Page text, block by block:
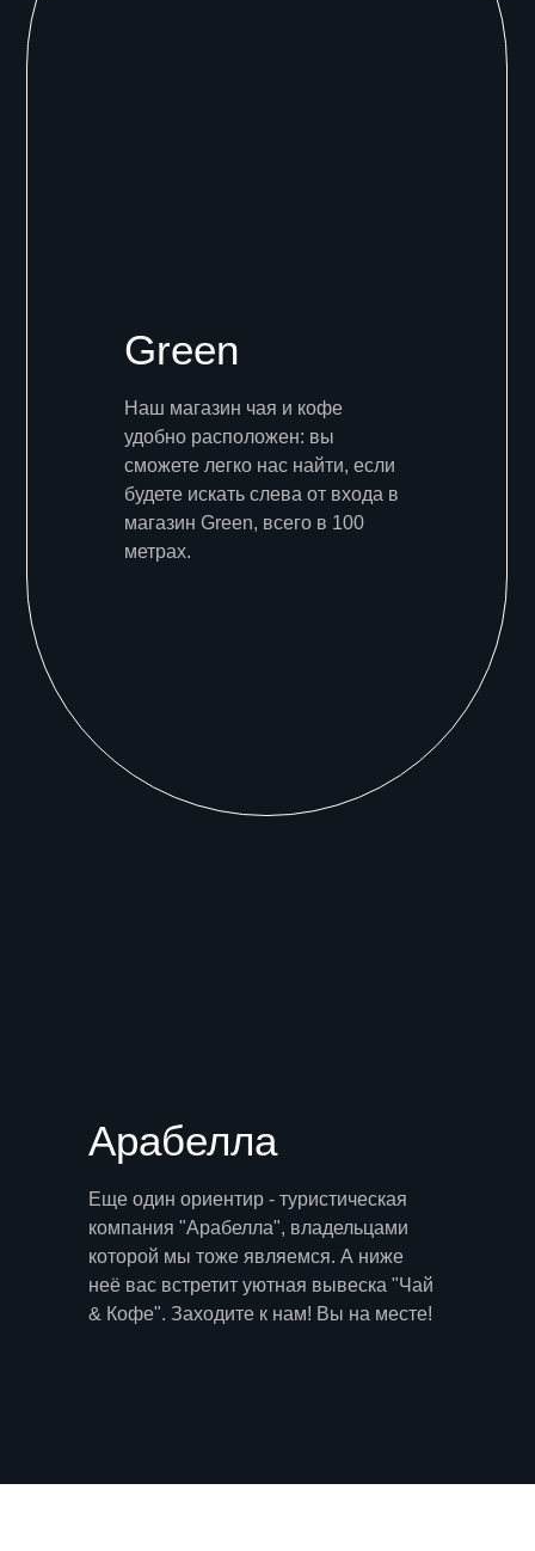
Наш магазин чая и кофе
удобно расположен: вы
сможете легко нас найти, если
будете искать слева от входа в
магазин Green, всего в 100
метрах.
Green
Еще один ориентир - туристическая
компания "Арабелла", владельцами
которой мы тоже являемся. А ниже
неё вас встретит уютная вывеска "Чай
& Кофе". Заходите к нам! Вы на месте!
Арабелла